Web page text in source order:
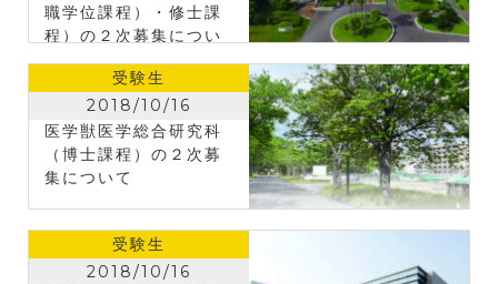
職学位課程）・修士課
程）の２次募集につい
受験生
2018/10/16
医学獣医学総合研究科
（博士課程）の２次募
集について
受験生
2018/10/16